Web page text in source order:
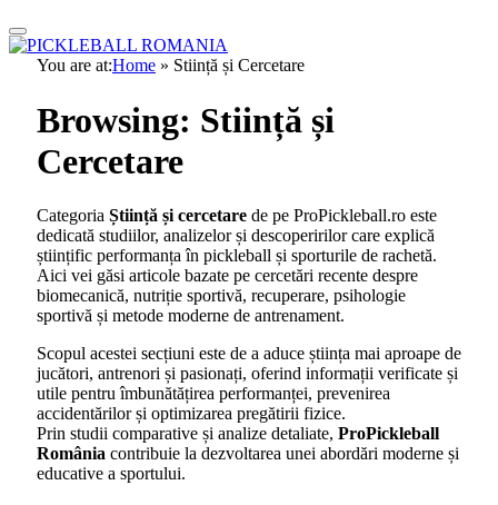
You are at:Home » Stiință și Cercetare
Browsing: Stiință și
Cercetare
Categoria Știință și cercetare de pe ProPickleball.ro este
dedicată studiilor, analizelor și descoperirilor care explică
științific performanța în pickleball și sporturile de rachetă.
Aici vei găsi articole bazate pe cercetări recente despre
biomecanică, nutriție sportivă, recuperare, psihologie
sportivă și metode moderne de antrenament.
Scopul acestei secțiuni este de a aduce știința mai aproape de
jucători, antrenori și pasionați, oferind informații verificate și
utile pentru îmbunătățirea performanței, prevenirea
accidentărilor și optimizarea pregătirii fizice.
Prin studii comparative și analize detaliate, ProPickleball
România contribuie la dezvoltarea unei abordări moderne și
educative a sportului.